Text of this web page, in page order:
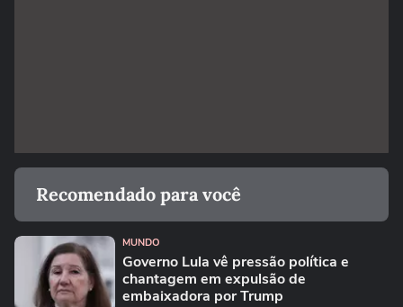
Recomendado para você
MUNDO
Governo Lula vê pressão política e
chantagem em expulsão de
embaixadora por Trump